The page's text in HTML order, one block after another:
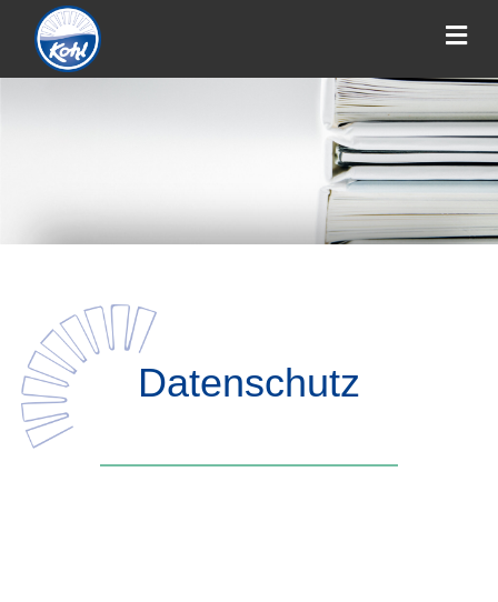
Datenschutz